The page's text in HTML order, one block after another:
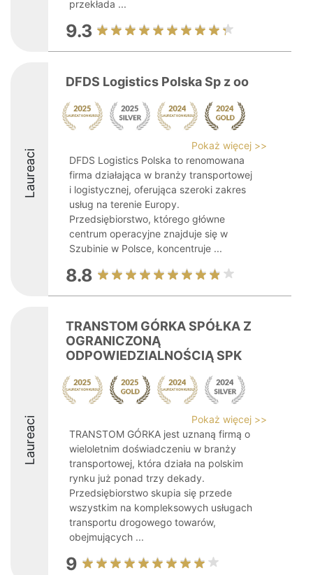
przekłada ...
9.3
Laureaci
DFDS Logistics Polska Sp z oo
Pokaż więcej >>
DFDS Logistics Polska to renomowana
firma działająca w branży transportowej
i logistycznej, oferująca szeroki zakres
usług na terenie Europy.
Przedsiębiorstwo, którego główne
centrum operacyjne znajduje się w
Szubinie w Polsce, koncentruje ...
8.8
Laureaci
TRANSTOM GÓRKA SPÓŁKA Z
OGRANICZONĄ
ODPOWIEDZIALNOŚCIĄ SPK
Pokaż więcej >>
TRANSTOM GÓRKA jest uznaną firmą o
wieloletnim doświadczeniu w branży
transportowej, która działa na polskim
rynku już ponad trzy dekady.
Przedsiębiorstwo skupia się przede
wszystkim na kompleksowych usługach
transportu drogowego towarów,
obejmujących ...
9